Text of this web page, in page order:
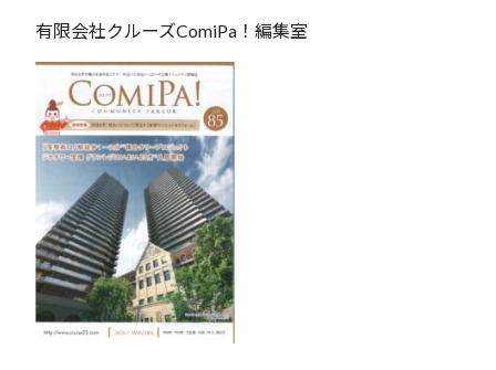
有限会社クルーズComiPa！編集室